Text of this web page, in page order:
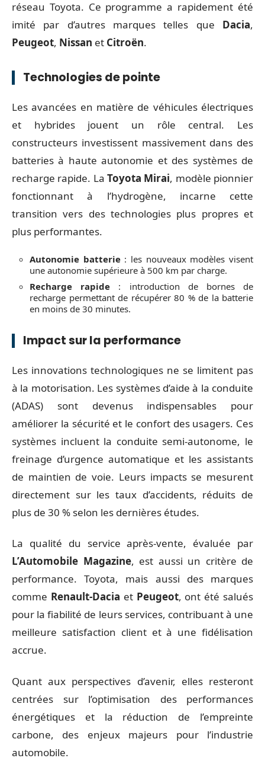
réseau Toyota. Ce programme a rapidement été
imité par d’autres marques telles que Dacia,
Peugeot, Nissan et Citroën.
Technologies de pointe
Les avancées en matière de véhicules électriques
et hybrides jouent un rôle central. Les
constructeurs investissent massivement dans des
batteries à haute autonomie et des systèmes de
recharge rapide. La Toyota Mirai, modèle pionnier
fonctionnant à l’hydrogène, incarne cette
transition vers des technologies plus propres et
plus performantes.
Autonomie batterie: les nouveaux modèles visent
une autonomie supérieure à 500 km par charge.
Recharge rapide : introduction de bornes de
recharge permettant de récupérer 80 % de la batterie
en moins de 30 minutes.
Impact sur la performance
Les innovations technologiques ne se limitent pas
à la motorisation. Les systèmes d’aide à la conduite
(ADAS) sont devenus indispensables pour
améliorer la sécurité et le confort des usagers. Ces
systèmes incluent la conduite semi-autonome, le
freinage d’urgence automatique et les assistants
de maintien de voie. Leurs impacts se mesurent
directement sur les taux d’accidents, réduits de
plus de 30 % selon les dernières études.
La qualité du service après-vente, évaluée par
L’Automobile Magazine, est aussi un critère de
performance. Toyota, mais aussi des marques
comme Renault-Dacia et Peugeot, ont été salués
pour la fiabilité de leurs services, contribuant à une
meilleure satisfaction client et à une fidélisation
accrue.
Quant aux perspectives d’avenir, elles resteront
centrées sur l’optimisation des performances
énergétiques et la réduction de l’empreinte
carbone, des enjeux majeurs pour l’industrie
automobile.